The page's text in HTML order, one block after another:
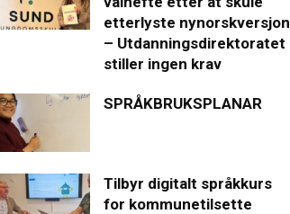
etterlyste nynorskversjon
– Utdanningsdirektoratet
stiller ingen krav
SPRÅKBRUKSPLANAR
Tilbyr digitalt språkkurs
for kommunetilsette